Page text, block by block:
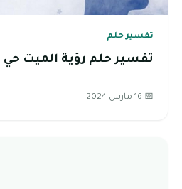
تفسير حلم
تفسير حلم رؤية الميت
📅 16 مارس 2024